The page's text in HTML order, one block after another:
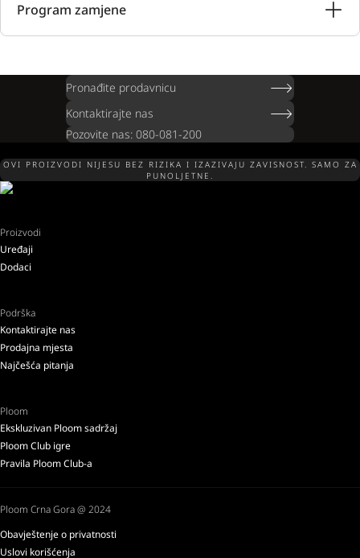
Program zamjene
Pronađite prodavnicu
Kontaktirajte nas
Pozovite nas: 080-081-200
OVI PROIZVODI NIJESU BEZ RIZIKA I IZAZIVAJU ZAVISNOST. SAMO ZA
PUNOLJETNE.
Proizvodi
Uređaji
Dodaci
Podrška
Kontaktirajte nas
Prodajna mjesta
Najčešća pitanja
Ploom
Ekskluzivan Ploom sadržaj
Ploom Club igre
Pravila Ploom Club-a
Ploom Crna Gora @ 2024
Obavještenje o privatnosti
Uslovi korišćenja